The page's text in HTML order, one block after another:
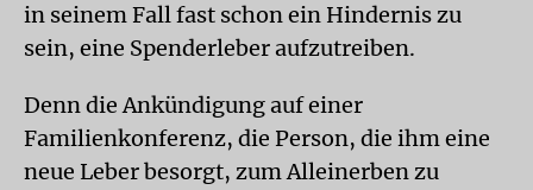
in seinem Fall fast schon ein Hindernis zu
sein, eine Spenderleber aufzutreiben.
Denn die Ankündigung auf einer
Familienkonferenz, die Person, die ihm eine
neue Leber besorgt, zum Alleinerben zu